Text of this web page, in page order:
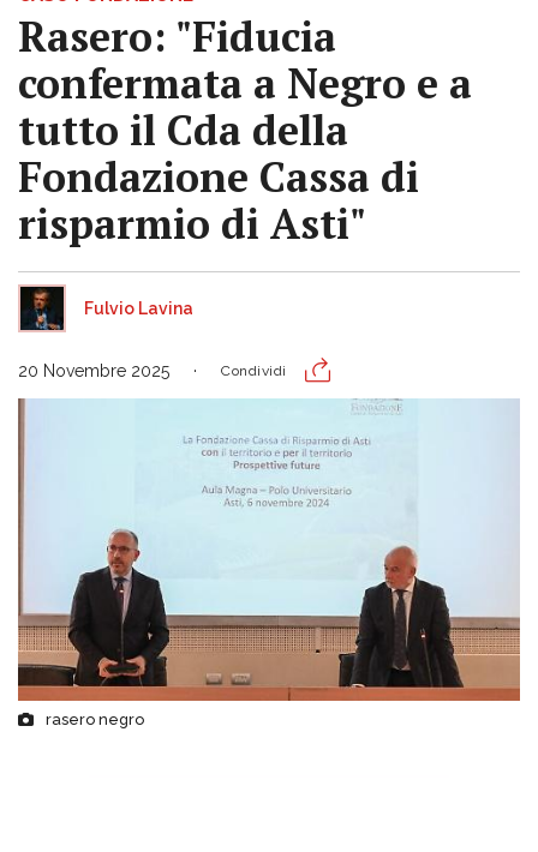
Rasero: "Fiducia
confermata a Negro e a
tutto il Cda della
Fondazione Cassa di
risparmio di Asti"
Fulvio Lavina
20 Novembre 2025 Condividi
rasero negro